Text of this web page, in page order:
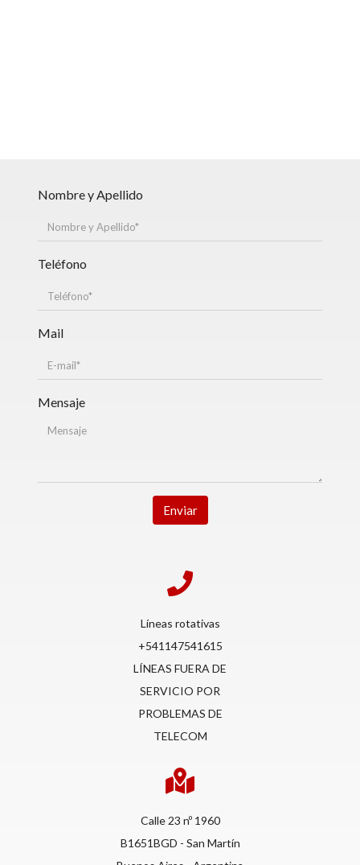
Mensaje
Enviar
Nombre y Apellido
Teléfono
Mail
Líneas rotativas
+541147541615
LÍNEAS FUERA DE
SERVICIO POR
PROBLEMAS DE
TELECOM
Calle 23 nº 1960
B1651BGD - San Martín